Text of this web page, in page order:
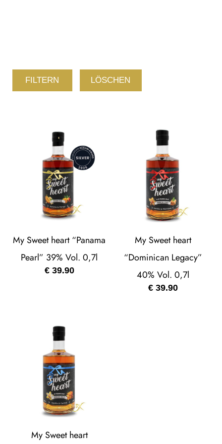
FILTERN LÖSCHEN
My Sweet heart “Panama
Pearl” 39% Vol. 0,7l
€39.90
My Sweet heart
“Dominican Legacy”
40% Vol. 0,7l
€39.90
My Sweet heart